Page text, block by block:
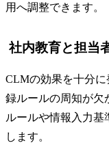
用へ調整できます。
社内教育と担当
CLMの効果を十分
録ルールの周知が欠
ルールや情報入力基
します。